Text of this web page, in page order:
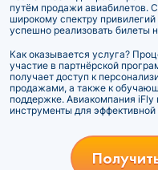
путём продажи авиабилетов.
широкому спектру
успешно реализовать билеты
Как оказывается услуга?
участие в партнёрской
получает доступ к
продажами, а также к
поддержке. Авиакомпания
инструменты для